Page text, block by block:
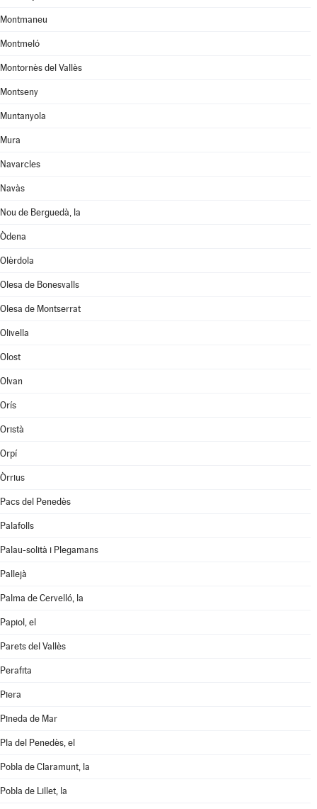
Montmaneu
Montmeló
Montornès del Vallès
Montseny
Muntanyola
Mura
Navarcles
Navàs
Nou de Berguedà, la
Òdena
Olèrdola
Olesa de Bonesvalls
Olesa de Montserrat
Olivella
Olost
Olvan
Orís
Oristà
Orpí
Òrrius
Pacs del Penedès
Palafolls
Palau-solità i Plegamans
Pallejà
Palma de Cervelló, la
Papiol, el
Parets del Vallès
Perafita
Piera
Pineda de Mar
Pla del Penedès, el
Pobla de Claramunt, la
Pobla de Lillet, la